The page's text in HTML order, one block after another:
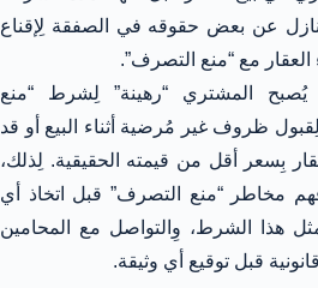
عن بعض حقوقه في الصفقة لِإقناع
العقار مع “منع التصرف”.
يُصبح المشتري “رهينة” لِشرط “منع
ظروف غير مُرضية أثناء البيع أو قد
بِسعر أقل من قيمته الحقيقية. لِذلك،
مخاطر “منع التصرف” قبل اتخاذ أي
هذا الشرط، وِالتواصل مع المحامين
قبل توقيع أي وثيقة.